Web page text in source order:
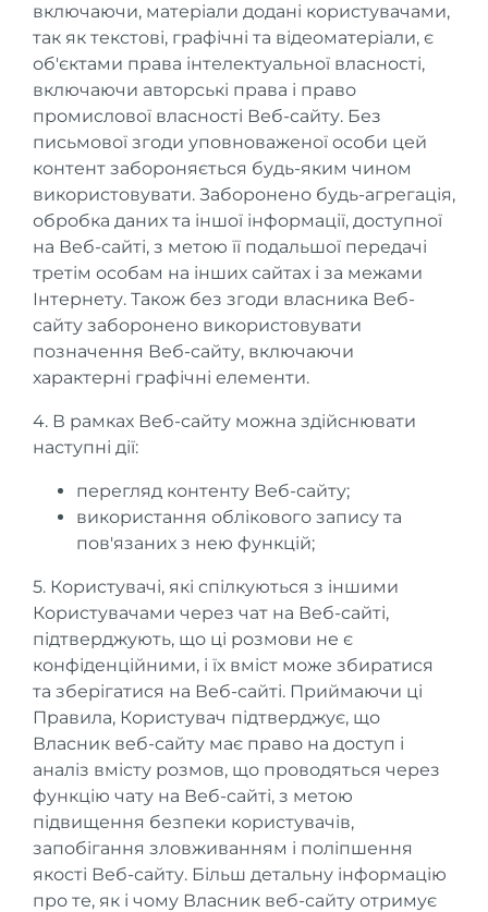
включаючи, матеріали додані користувачами,
так як текстові, графічні та відеоматеріали, є
об'єктами права інтелектуальної власності,
включаючи авторські права і право
промислової власності Веб-сайту. Без
письмової згоди уповноваженої особи цей
контент забороняється будь-яким чином
використовувати. Заборонено будь-агрегація,
обробка даних та іншої інформації, доступної
на Веб-сайті, з метою її подальшої передачі
третім особам на інших сайтах і за межами
Інтернету. Також без згоди власника Веб-
сайту заборонено використовувати
позначення Веб-сайту, включаючи
характерні графічні елементи.
4. В рамках Веб-сайту можна здійснювати
наступні дії:
перегляд контенту Веб-сайту;
використання облікового запису та
пов'язаних з нею функцій;
5. Користувачі, які спілкуються з іншими
Користувачами через чат на Веб-сайті,
підтверджують, що ці розмови не є
конфіденційними, і їх вміст може збиратися
та зберігатися на Веб-сайті. Приймаючи ці
Правила, Користувач підтверджує, що
Власник веб-сайту має право на доступ і
аналіз вмісту розмов, що проводяться через
функцію чату на Веб-сайті, з метою
підвищення безпеки користувачів,
запобігання зловживанням і поліпшення
якості Веб-сайту. Більш детальну інформацію
про те, як і чому Власник веб-сайту отримує